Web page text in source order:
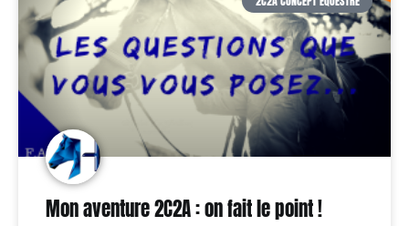
Mon aventure 2C2A : on fait le point !